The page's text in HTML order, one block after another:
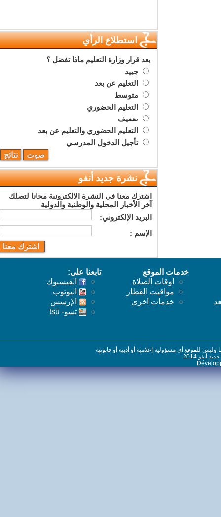
استطلاع الرأي
بعد قرار وزارة التعليم ماذا تفضل ؟
جييد
التعليم عن بعد
متوسط
التعليم الحضوري
ضعيف
التعليم الحضوري والتعليم عن بعد
تأجيل الدخول المدرسي
نشرة جديد أنفو
اشترك معنا في النشرة الالكترونية مجانا لتصلك
آخر الأخبار المحلية والوطنية والدولية
البريد اﻹلكتروني:
اﻹسم :
خدمات الموقع
أوقات الصلاة
مواقيت القطار
خدمات اخرى
تابعنا على:
الفيسبوك
اليوتوب
اﻹرسس
تسو- tsū
للموقع أي مسؤولية إعلامية أو أدبية أو قانونية
2014